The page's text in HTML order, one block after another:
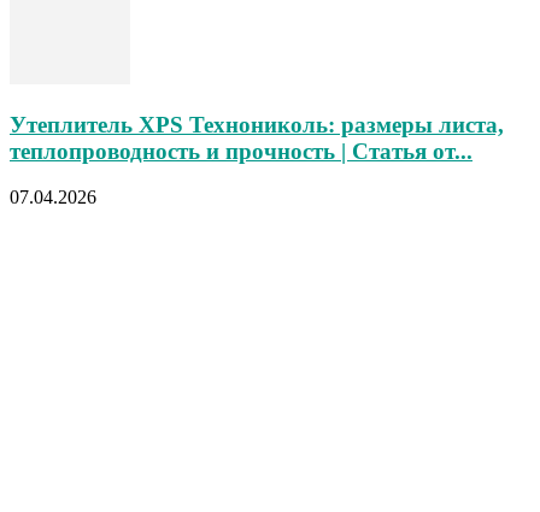
Утеплитель XPS Технониколь: размеры листа,
теплопроводность и прочность | Статья от...
07.04.2026